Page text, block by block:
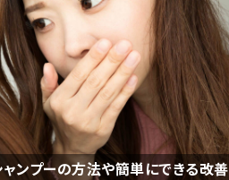
ンプーの方法や簡単にできる改善